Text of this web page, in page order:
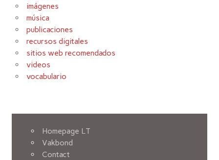
imágenes
música
publicaciones
recursos digitales
sitios web recomendados
videos
vocabulario
Homepage LT
Vakbond
Contact